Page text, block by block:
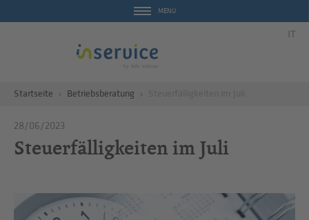
MENU
IT
Startseite Betriebsberatung
28/06/2023
Steuerfälligkeiten im Juli